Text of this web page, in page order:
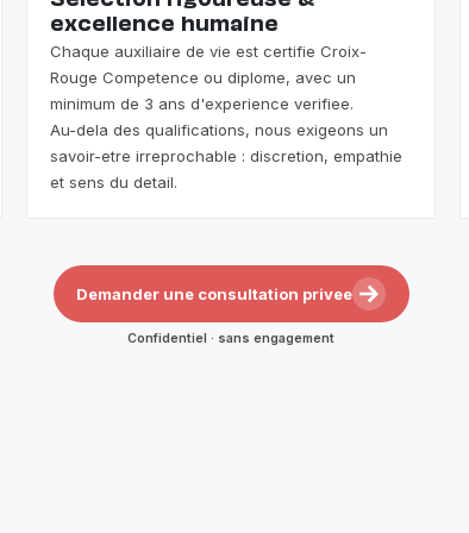
excellence humaine
Chaque auxiliaire de vie est certifie Croix-
Rouge Competence ou diplome, avec un
minimum de 3 ans d'experience verifiee.
Au-dela des qualifications, nous exigeons un
savoir-etre irreprochable : discretion, empathie
et sens du detail.
Demander une consultation privee
Confidentiel · sans engagement